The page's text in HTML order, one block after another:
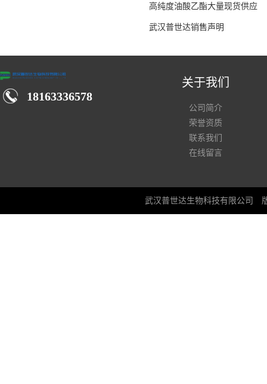
高纯度油酸乙酯大量现货供应
武汉普世达销售声明
18163336578
关于我们
公司简介
荣誉资质
联系我们
在线留言
武汉普世达生物科技有限公司